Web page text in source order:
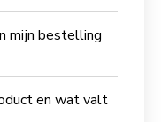
mijn bestelling
en wat valt